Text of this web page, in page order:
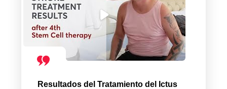
Resultados del Tratamiento del Ictus